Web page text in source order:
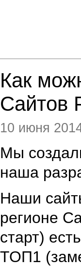
Как
Сайтов
10 июня
Мы
наша
Наши
регионе
старт)
ТОП1